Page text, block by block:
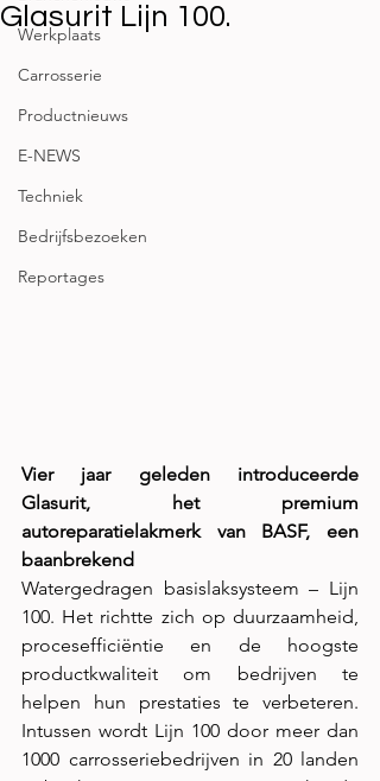
Werkplaats
Carrosserie
Productnieuws
E-NEWS
Techniek
Bedrijfsbezoeken
Reportages
Glasurit Lijn 100.
Vier jaar geleden introduceerde
Glasurit, het premium
autoreparatielakmerk van BASF, een
baanbrekend
Watergedragen basislaksysteem – Lijn
100. Het richtte zich op duurzaamheid,
procesefficiëntie en de hoogste
productkwaliteit om bedrijven te
helpen hun prestaties te verbeteren.
Intussen wordt Lijn 100 door meer dan
1000 carrosseriebedrijven in 20 landen